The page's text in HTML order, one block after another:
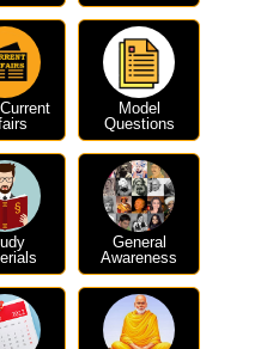
Model
Questions
General
Awareness